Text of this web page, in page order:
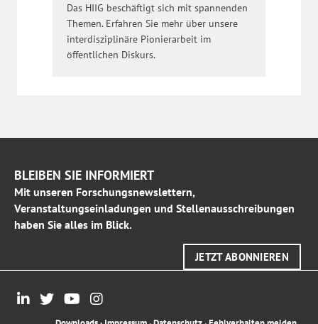
Das HIIG beschäftigt sich mit spannenden
Themen. Erfahren Sie mehr über unsere
interdisziplinäre Pionierarbeit im
öffentlichen Diskurs.
BLEIBEN SIE INFORMIERT
Mit unseren Forschungsnewslettern,
Veranstaltungseinladungen und Stellenausschreibungen
haben Sie alles im Blick.
JETZT ABONNIEREN